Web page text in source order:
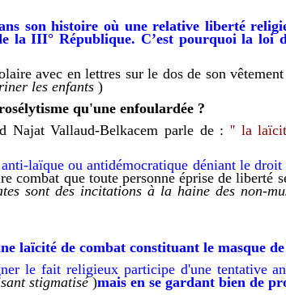
son histoire où une relative liberté
la III° République. C’est pourquoi la loi
avec en lettres sur le dos de son
les enfants )
qu'une enfoulardée ?
Najat Vallaud-Belkacem parle de : '' la
laïque ou antidémocratique déniant le droit
combat quetoute personne éprise de liberté
sont des incitations à la haine des non-
laïcité de combat constituant le masque
le fait religieux participe d'une tentative
stigmatisé)maisen se gardant bien de